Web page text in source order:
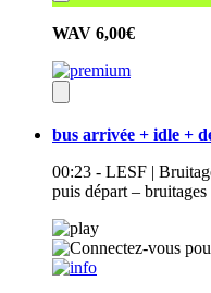
WAV 6,00€
bus arrivée + idle +
00:23 - LESF |
puis départ –